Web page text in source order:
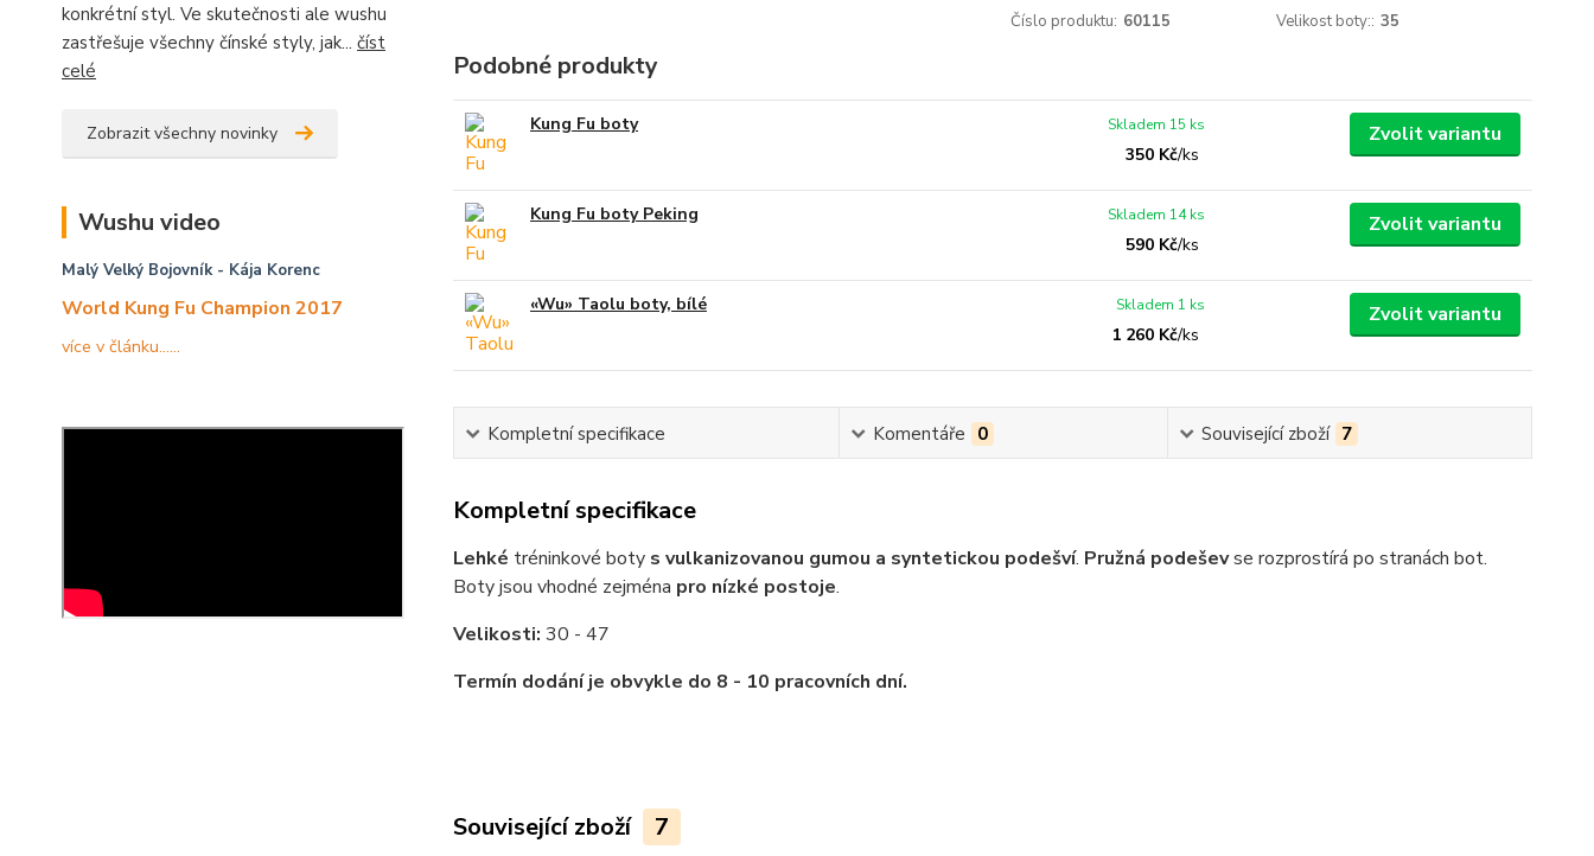
konkrétní styl. Ve skutečnosti ale wushu
zastřešuje všechny čínské styly, jak... číst
celé
Zobrazit všechny novinky
Wushu video
Malý Velký Bojovník- Kája Korenc
World Kung Fu Champion 2017
více v článku......
Číslo produktu: 60115 Velikost boty:: 35
Podobné produkty
Kung Fu boty
350 Kč/ks
Skladem 15 ks Zvolit variantu
Kung Fu boty Peking
590 Kč/ks
Skladem 14 ks Zvolit variantu
«Wu» Taolu boty, bílé
1 260 Kč/ks
Skladem 1 ks Zvolit variantu
Kompletní specifikace Komentáře 0 Související zboží 7
Kompletní specifikace
Lehké tréninkové boty s vulkanizovanou gumou a syntetickou podešví. Pružná podeševse rozprostírá po stranách bot.
Boty jsou vhodné zejména pro nízké postoje.
Velikosti: 30 - 47
Termín dodání je obvykle do 8 - 10 pracovních dní.
Související zboží 7